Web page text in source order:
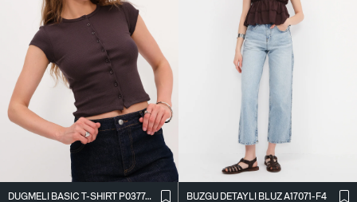
DÜĞMELI BASIC T-SHIRT P0377-K12
BÜZGÜ DETAYLI BLUZ A17071-F4